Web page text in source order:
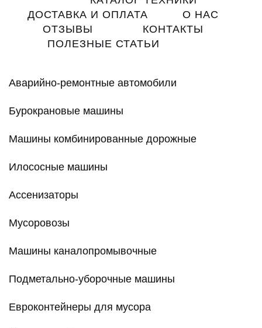
navigation
ДОСТАВКА И ОПЛАТА
О НАС
ОТЗЫВЫ
КОНТАКТЫ
ПОЛЕЗНЫЕ СТАТЬИ
Аварийно-ремонтные автомобили
Бурокрановые машины
Машины комбинированные дорожные
Илососные машины
Ассенизаторы
Мусоровозы
Машины каналопромывочные
Подметально-уборочные машины
Евроконтейнеры для мусора